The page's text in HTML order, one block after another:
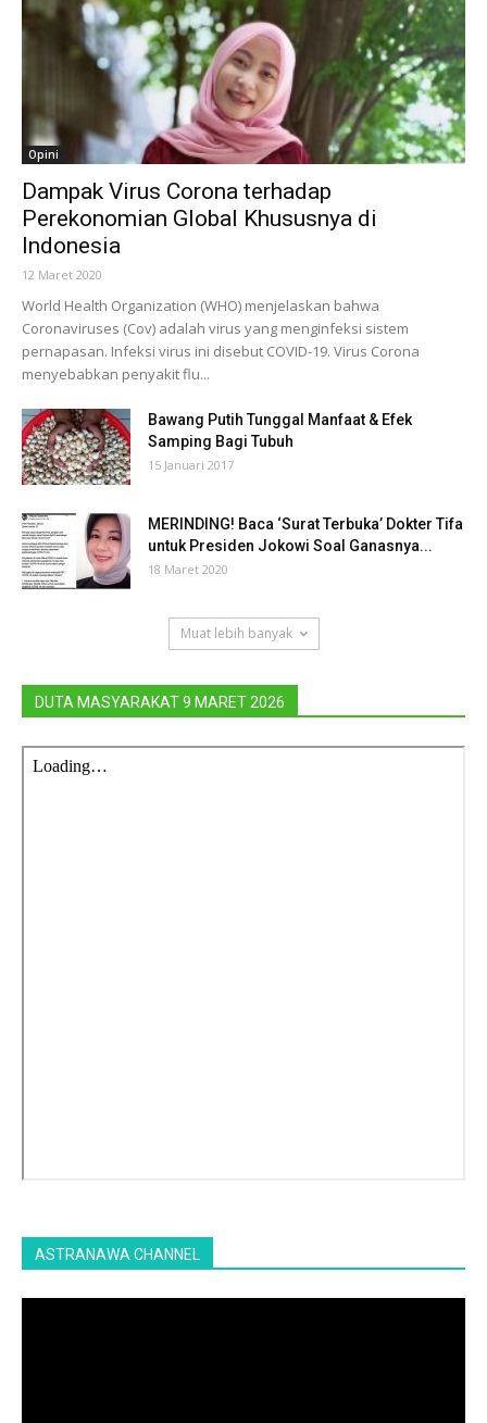
Opini
Dampak Virus Corona terhadap
Perekonomian Global Khususnya di
Indonesia
12 Maret 2020
World Health Organization (WHO) menjelaskan bahwa
Coronaviruses (Cov) adalah virus yang menginfeksi sistem
pernapasan. Infeksi virus ini disebut COVID-19. Virus Corona
menyebabkan penyakit flu...
Bawang Putih Tunggal Manfaat & Efek
Samping Bagi Tubuh
15 Januari 2017
MERINDING! Baca ‘Surat Terbuka’ Dokter Tifa
untuk Presiden Jokowi Soal Ganasnya...
18 Maret 2020
Muat lebih banyak
DUTA MASYARAKAT 9 MARET 2026
ASTRANAWA CHANNEL